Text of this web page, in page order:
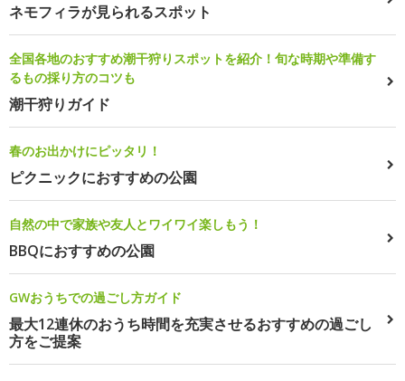
ネモフィラが見られるスポット
全国各地のおすすめ潮干狩りスポットを紹介！旬な時期や準備す
るもの採り方のコツも
潮干狩りガイド
春のお出かけにピッタリ！
ピクニックにおすすめの公園
自然の中で家族や友人とワイワイ楽しもう！
BBQにおすすめの公園
GWおうちでの過ごし方ガイド
最大12連休のおうち時間を充実させるおすすめの過ごし
方をご提案